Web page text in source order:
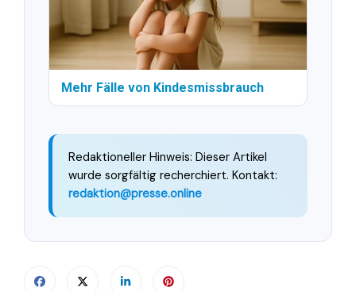
Mehr Fälle von Kindesmissbrauch
Redaktioneller Hinweis: Dieser Artikel
wurde sorgfältig recherchiert. Kontakt:
redaktion@presse.online